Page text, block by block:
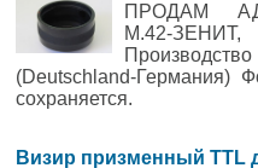
ПРОДАМ
М.42-
(Deutschland-Германия)
сохраняется.
Визир призменный TTL